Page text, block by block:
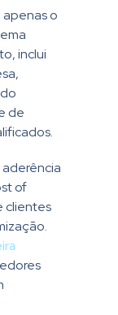
o
inclui
de
of
clientes